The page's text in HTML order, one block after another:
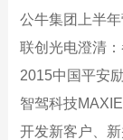
公牛集团上半
联创光电澄清
2015中国平安
智驾科技
开发新客户、